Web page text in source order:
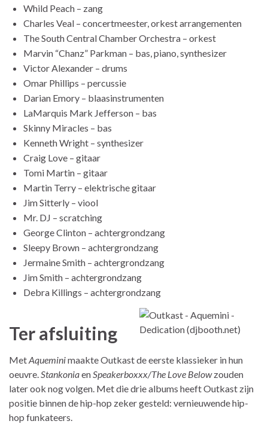
Whild Peach – zang
Charles Veal – concertmeester, orkest arrangementen
The South Central Chamber Orchestra – orkest
Marvin “Chanz” Parkman – bas, piano, synthesizer
Victor Alexander – drums
Omar Phillips – percussie
Darian Emory – blaasinstrumenten
LaMarquis Mark Jefferson – bas
Skinny Miracles – bas
Kenneth Wright – synthesizer
Craig Love – gitaar
Tomi Martin – gitaar
Martin Terry – elektrische gitaar
Jim Sitterly – viool
Mr. DJ – scratching
George Clinton – achtergrondzang
Sleepy Brown – achtergrondzang
Jermaine Smith – achtergrondzang
Jim Smith – achtergrondzang
Debra Killings – achtergrondzang
Ter afsluiting
MetAqueminimaakte Outkast de eerste klassieker in hun
oeuvre.StankoniaenSpeakerboxxx/The Love Belowzouden
later ook nog volgen. Met die drie albums heeft Outkast zijn
positie binnen de hip-hop zeker gesteld: vernieuwende hip-
hop funkateers.